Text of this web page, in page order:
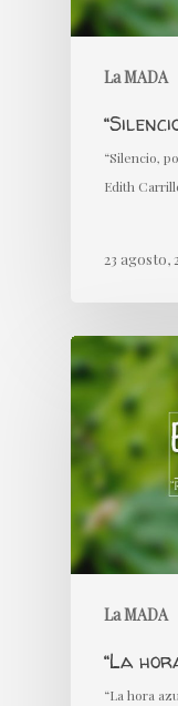
La MADA
“Silencio,
Edith
23 agosto,
La MADA
“La
“La hora